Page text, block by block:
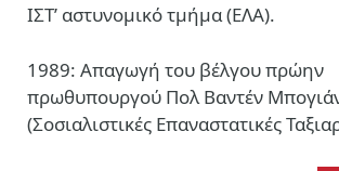
ΙΣΤ’ αστυνομικό τμήμα (ΕΛΑ).
1989: Απαγωγή του βέλγου πρώην
πρωθυπουργού Πολ Βαντέν
(Σοσιαλιστικές Επαναστατικές